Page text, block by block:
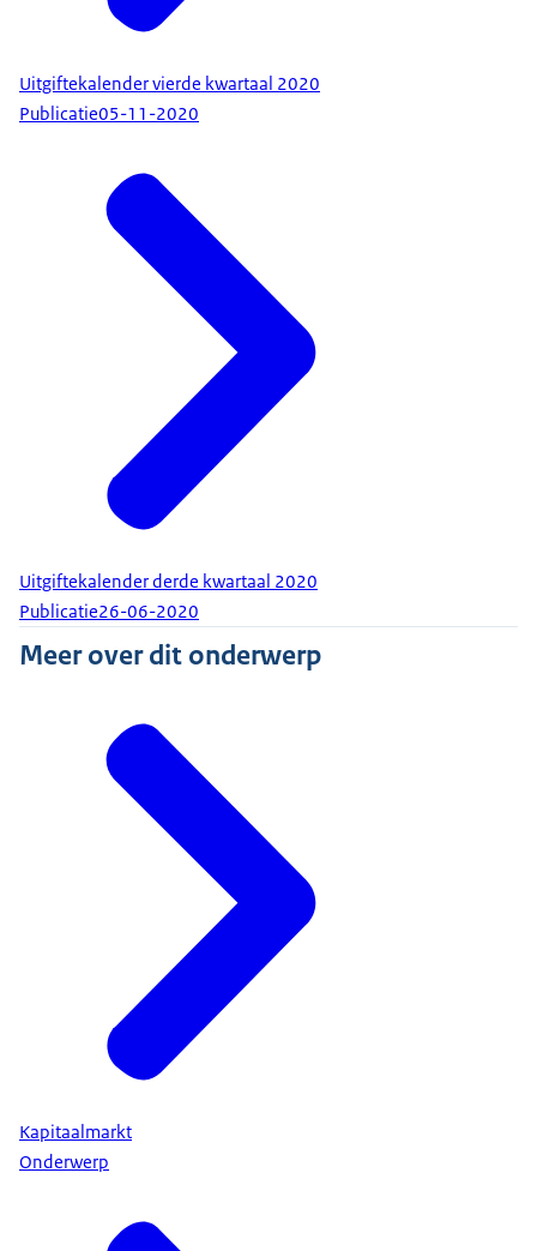
Uitgiftekalender vierde kwartaal 2020
Publicatie05-11-2020
Uitgiftekalender derde kwartaal 2020
Publicatie26-06-2020
Meer over dit onderwerp
Kapitaalmarkt
Onderwerp